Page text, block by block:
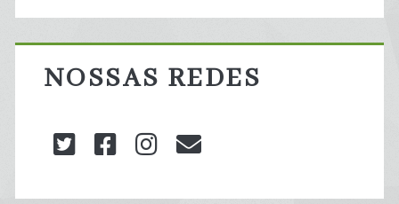
NOSSAS REDES
twitterfacebookinstagram